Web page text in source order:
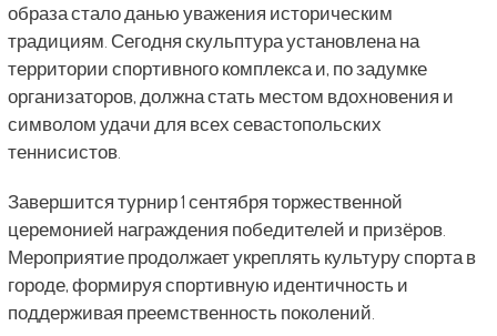
образа стало данью уважения историческим
традициям. Сегодня скульптура установлена на
территории спортивного комплекса и, по задумке
организаторов, должна стать местом вдохновения и
символом удачи для всех севастопольских
теннисистов.
Завершится турнир 1 сентября торжественной
церемонией награждения победителей и призёров.
Мероприятие продолжает укреплять культуру спорта в
городе, формируя спортивную идентичность и
поддерживая преемственность поколений.